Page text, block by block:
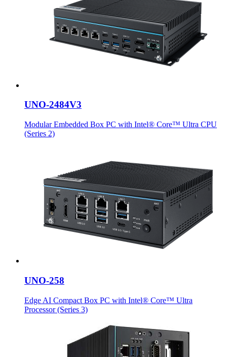
UNO-2484V3
Modular Embedded Box PC with Intel® Core™ Ultra CPU
(Series 2)
UNO-258
Edge AI Compact Box PC with Intel® Core™ Ultra
Processor (Series 3)